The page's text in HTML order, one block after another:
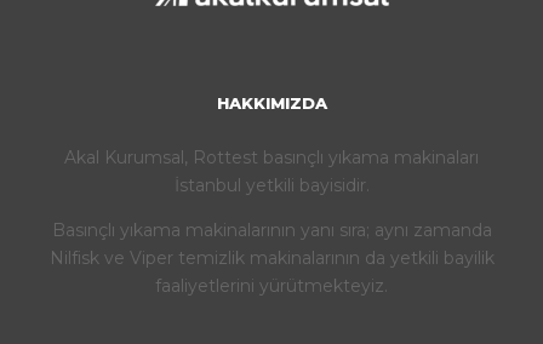
HAKKIMIZDA
Akal Kurumsal, Rottest basınçlı yıkama makinaları
İstanbul yetkili bayisidir.
Basınçlı yıkama makinalarının yanı sıra; aynı zamanda
Nilfisk ve Viper temizlik makinalarının da yetkili bayilik
faaliyetlerini yürütmekteyiz.